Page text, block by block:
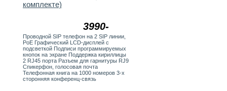
3990-
комплекте)
Проводной SIP телефон на 2 SIP линии,
PoE Графический LCD-дисплей с
подсветкой Подписи программируемых
кнопок на экране Поддержка кириллицы
2 RJ45 порта Разъем для гарнитуры RJ9
Спикерфон, голосовая почта
Телефонная книга на 1000 номеров 3-х
сторонняя конференц-связь